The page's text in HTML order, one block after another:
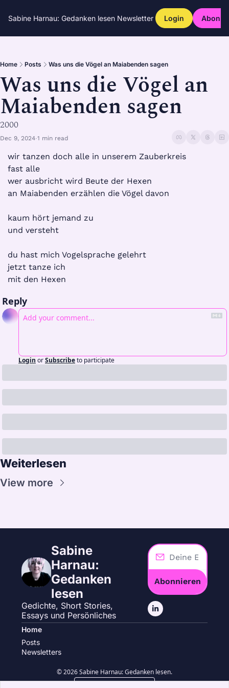
Sabine Harnau: Gedanken lesen Newsletter Login
Home Posts Was uns die Vögel an Maiabenden sagen
Was uns die Vögel an
Maiabenden sagen
2000
Dec 9, 2024•1 min read
wir tanzen doch alle in unserem Zauberkreis
fast alle
wer ausbricht wird Beute der Hexen
an Maiabenden erzählen die Vögel davon
kaum hört jemand zu
und versteht
du hast mich Vogelsprache gelehrt
jetzt tanze ich
mit den Hexen
Reply
Login orSubscribeto participate
Weiterlesen
View more
Sabine
Harnau:
Gedanken
lesen
Gedichte, Short Stories,
Essays und Persönliches
Abonnieren
Home
Posts
Newsletters
© 2026 Sabine Harnau: Gedanken lesen.